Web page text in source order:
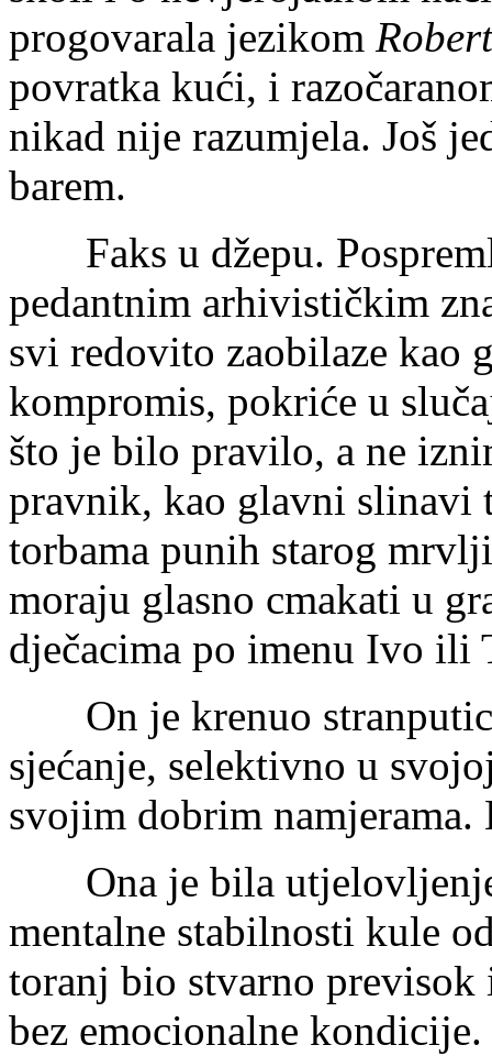
progovarala jezikom
povratka kući, i
nikad nije razumjela. Još
barem.
Faks u džepu.
pedantnim arhivističkim
svi redovito zaobilaze kao
kompromis, pokriće u
što je bilo pravilo, a ne
pravnik, kao glavni slinavi
torbama punih starog
moraju glasno cmakati u
dječacima po imenu Ivo ili
On je krenuo
sjećanje, selektivno u
svojim dobrim namjerama.
Ona je bila utjelovljenje
mentalne stabilnosti kule
toranj bio stvarno previsok
bez emocionalne kondicije.